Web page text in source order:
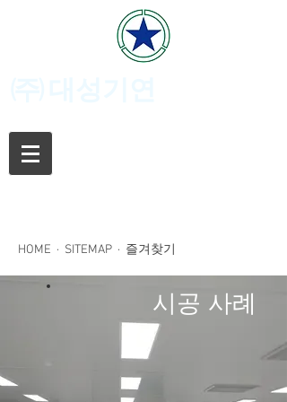
HOME · SITEMAP · 즐겨찾기
시공 사례